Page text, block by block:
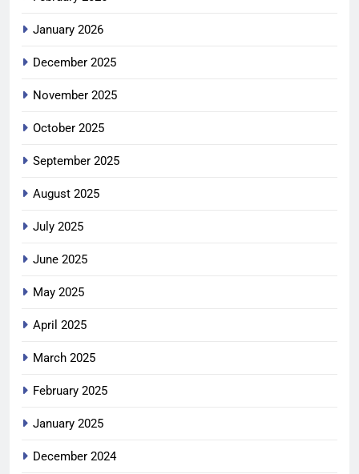
January 2026
December 2025
November 2025
October 2025
September 2025
August 2025
July 2025
June 2025
May 2025
April 2025
March 2025
February 2025
January 2025
December 2024